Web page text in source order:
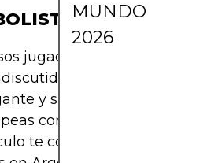
MUNDO
2026
GIOVANI LO
jugadores que no hace
en cada pase.
y su visión de juego lo
como la Ligue 1, LaLiga
te contamos todo sobre